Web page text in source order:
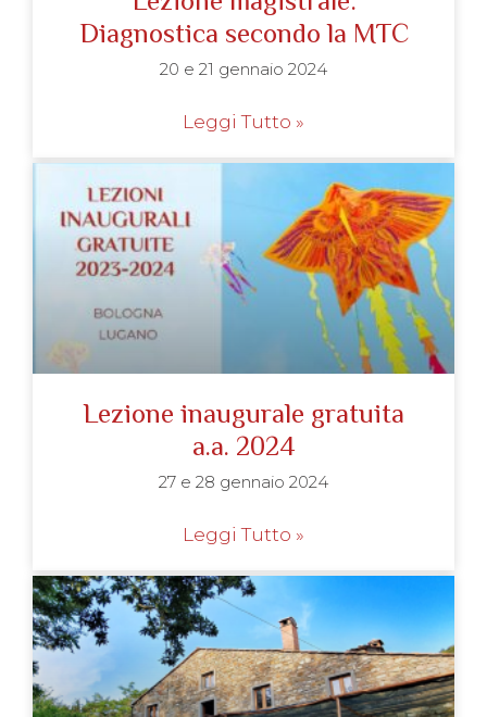
Diagnostica secondo la MTC
20 e 21 gennaio 2024
Leggi Tutto »
Lezione inaugurale gratuita
a.a. 2024
27 e 28 gennaio 2024
Leggi Tutto »